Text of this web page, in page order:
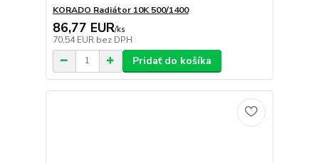
KORADO Radiátor 10K 500/1400
86,77 EUR/ks
70,54 EUR bez DPH
Pridať do košíka